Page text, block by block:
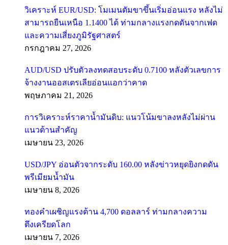
วิเคราะห์ EUR/USD: โมเมนตัมขาขึ้นเริ่มอ่อนแรง หลังไม่
สามารถยืนเหนือ 1.1400 ได้ ท่ามกลางแรงกดดันจากเฟด
และความเสี่ยงภูมิรัฐศาสตร์
กรกฎาคม 27, 2026
AUD/USD ปรับตัวลงทดสอบระดับ 0.7100 หลังตัวเลขการ
จ้างงานออสเตรเลียอ่อนแอกว่าคาด
พฤษภาคม 21, 2026
การวิเคราะห์ราคาน้ำมันดิบ: แนวโน้มขาลงหลังไม่ผ่าน
แนวต้านสำคัญ
เมษายน 23, 2026
USD/JPY อ่อนตัวจากระดับ 160.00 หลังข่าวหยุดยิงกดดัน
พรีเมียมน้ำมัน
เมษายน 8, 2026
ทองคำเผชิญแรงต้าน 4,700 ดอลลาร์ ท่ามกลางความ
ตึงเครียดโลก
เมษายน 7, 2026